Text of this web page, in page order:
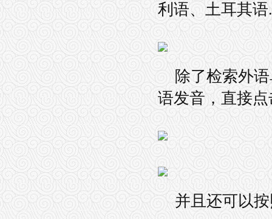
利语、土耳其语
除了检索外
语发音，直接
并且还可以